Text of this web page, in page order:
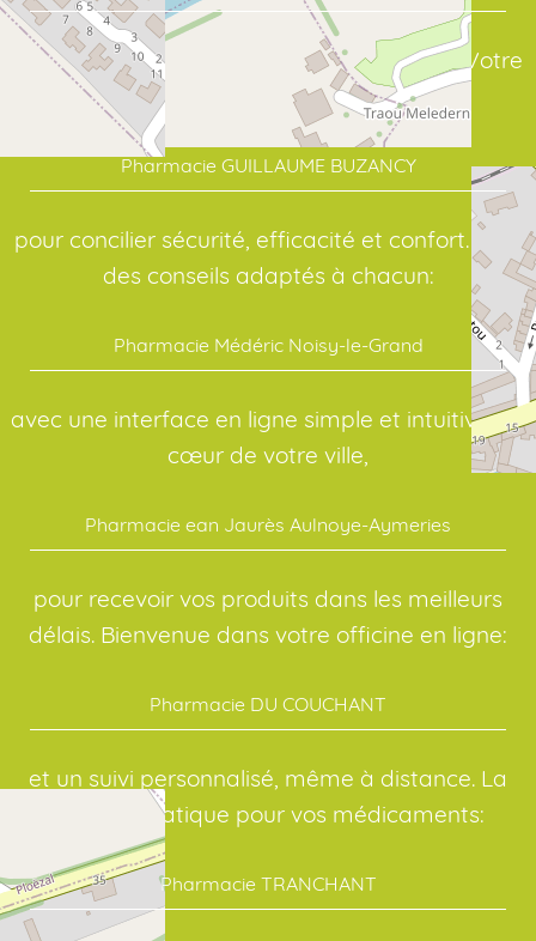
assure un suivi sérieux de vos traitements. Votre
point de repère en santé:
Pharmacie GUILLAUME BUZANCY
pour concilier sécurité, efficacité et confort. Pour
des conseils adaptés à chacun:
Pharmacie Médéric Noisy-le-Grand
avec une interface en ligne simple et intuitive. Au
cœur de votre ville,
Pharmacie ean Jaurès Aulnoye-Aymeries
pour recevoir vos produits dans les meilleurs
délais. Bienvenue dans votre officine en ligne:
Pharmacie DU COUCHANT
et un suivi personnalisé, même à distance. La
solution pratique pour vos médicaments:
Pharmacie TRANCHANT